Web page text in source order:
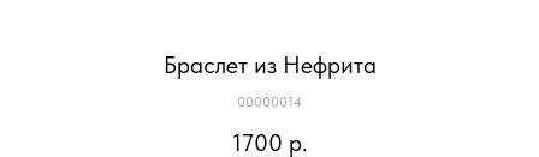
Браслет из Нефрита
00000014
1700 р.